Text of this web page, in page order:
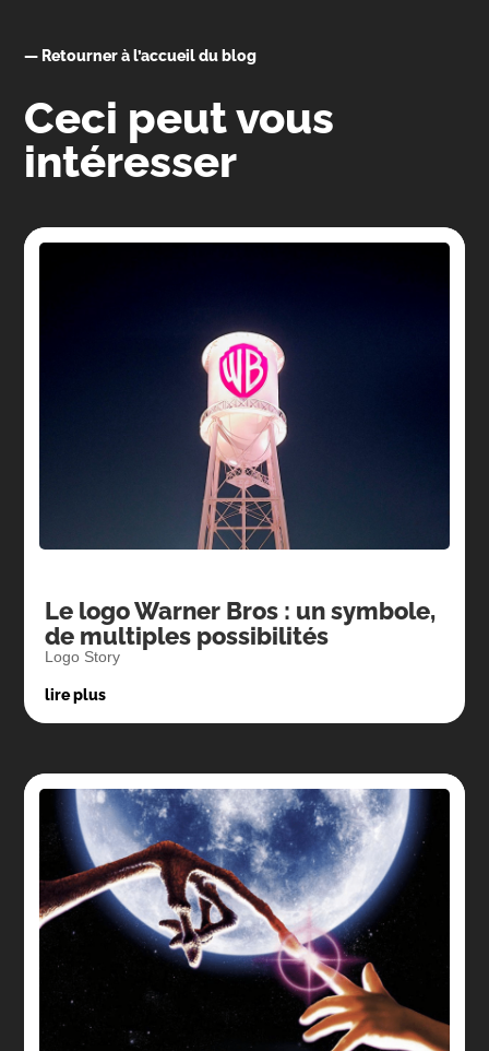
— Retourner à l’accueil du blog
Ceci peut vous
intéresser
Le logo Warner Bros : un symbole,
de multiples possibilités
Logo Story
lire plus